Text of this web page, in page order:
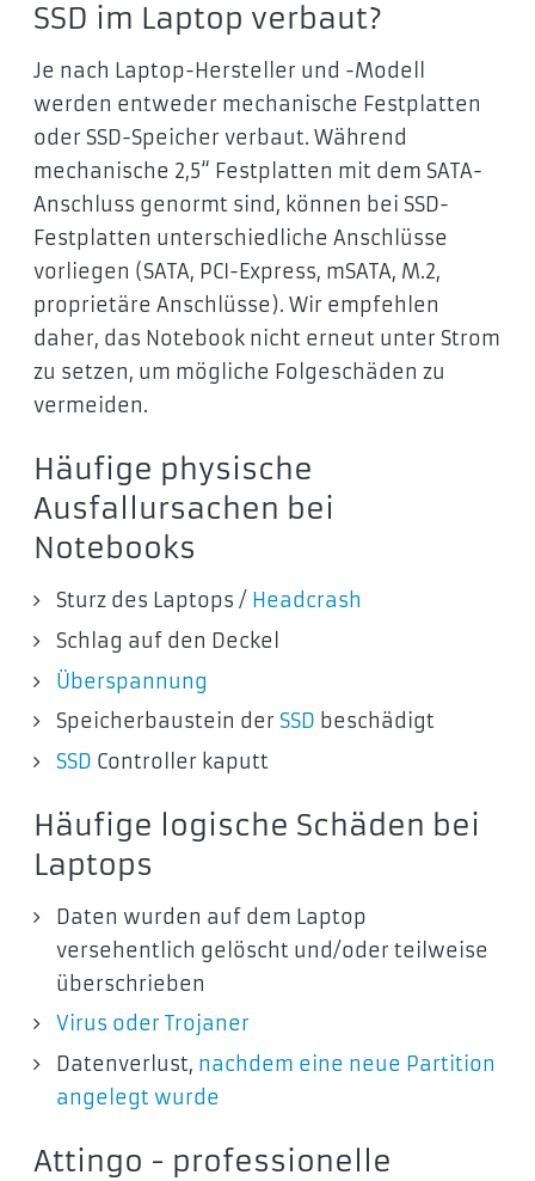
SSD im Laptop verbaut?
Je nach Laptop-Hersteller und -Modell
werden entweder mechanische Festplatten
oder SSD-Speicher verbaut. Während
mechanische 2,5“ Festplatten mit dem SATA-
Anschluss genormt sind, können bei SSD-
Festplatten unterschiedliche Anschlüsse
vorliegen (SATA, PCI-Express, mSATA, M.2,
proprietäre Anschlüsse). Wir empfehlen
daher, das Notebook nicht erneut unter Strom
zu setzen, um mögliche Folgeschäden zu
vermeiden.
Häufige physische
Ausfallursachen bei
Notebooks
Sturz des Laptops / Headcrash
Schlag auf den Deckel
Überspannung
Speicherbaustein der SSD beschädigt
SSD Controller kaputt
Häufige logische Schäden bei
Laptops
Daten wurden auf dem Laptop
versehentlich gelöscht und/oder teilweise
überschrieben
Virus oder Trojaner
Datenverlust, nachdem eine neue Partition
angelegt wurde
Attingo - professionelle